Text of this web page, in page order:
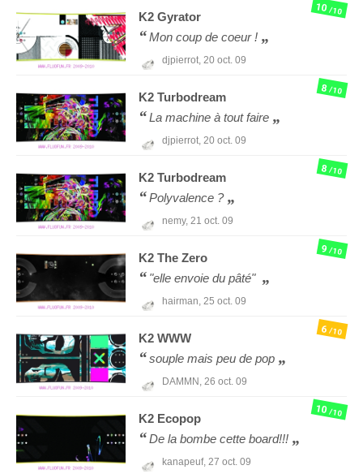
K2 Gyrator
Mon coup de coeur !
djpierrot, 20 oct. 09
10/10
K2 Turbodream
La machine à tout faire
djpierrot, 20 oct. 09
8/10
K2 Turbodream
Polyvalence ?
nemy, 21 oct. 09
8/10
K2 The Zero
"elle envoie du pâté"
hairman, 25 oct. 09
9/10
K2 WWW
souple mais peu de pop
DAMMN, 26 oct. 09
6/10
K2 Ecopop
De la bombe cette board!!!
kanapeuf, 27 oct. 09
10/10